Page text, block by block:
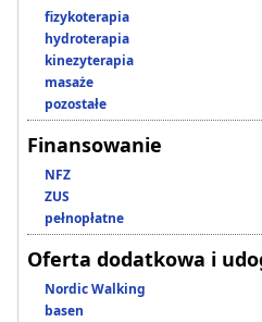
fizykoterapia
hydroterapia
kinezyterapia
masaże
pozostałe
Finansowanie
NFZ
ZUS
pełnopłatne
Oferta dodatkowa i
Nordic Walking
basen